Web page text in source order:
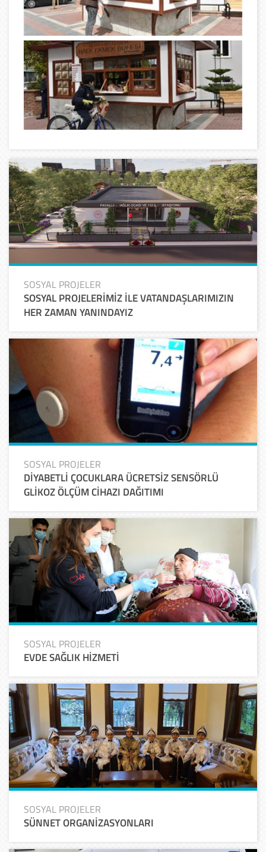
SOSYAL PROJELER
SOSYAL PROJELERİMİZ İLE VATANDAŞLARIMIZIN
HER ZAMAN YANINDAYIZ
SOSYAL PROJELER
DİYABETLİ ÇOCUKLARA ÜCRETSİZ SENSÖRLÜ
GLİKOZ ÖLÇÜM CİHAZI DAĞITIMI
SOSYAL PROJELER
EVDE SAĞLIK HİZMETİ
SOSYAL PROJELER
SÜNNET ORGANİZASYONLARI